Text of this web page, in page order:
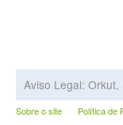
Aviso Legal:
Sobre o site Política de